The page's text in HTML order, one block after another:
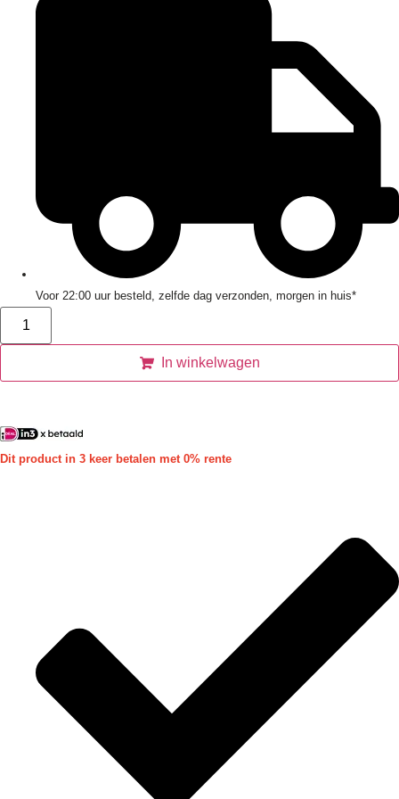
Voor 22:00 uur besteld, zelfde dag verzonden, morgen in huis*
In winkelwagen
Dit product in 3 keer betalen met 0% rente